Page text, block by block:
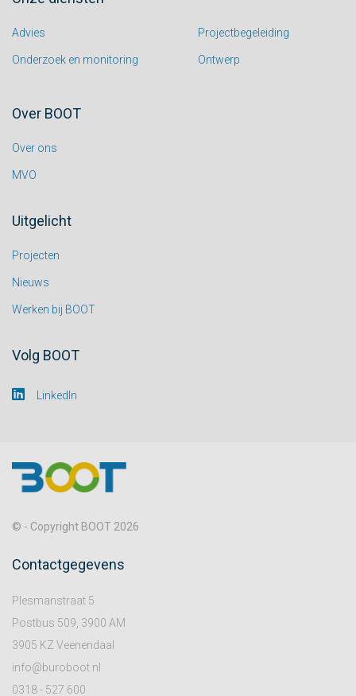
Advies
Onderzoek en monitoring
Projectbegeleiding
Ontwerp
Over BOOT
Over ons
MVO
Uitgelicht
Projecten
Nieuws
Werken bij BOOT
Volg BOOT
LinkedIn
© - Copyright BOOT 2026
Contactgegevens
Plesmanstraat 5
Postbus 509, 3900 AM
3905 KZ Veenendaal
info@buroboot.nl
0318 - 527 600